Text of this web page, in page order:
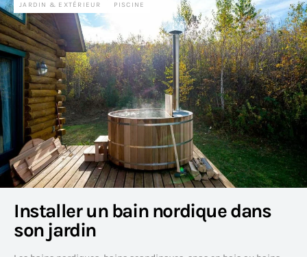
JARDIN & EXTÉRIEUR PISCINE
Installer un bain nordique dans
son jardin